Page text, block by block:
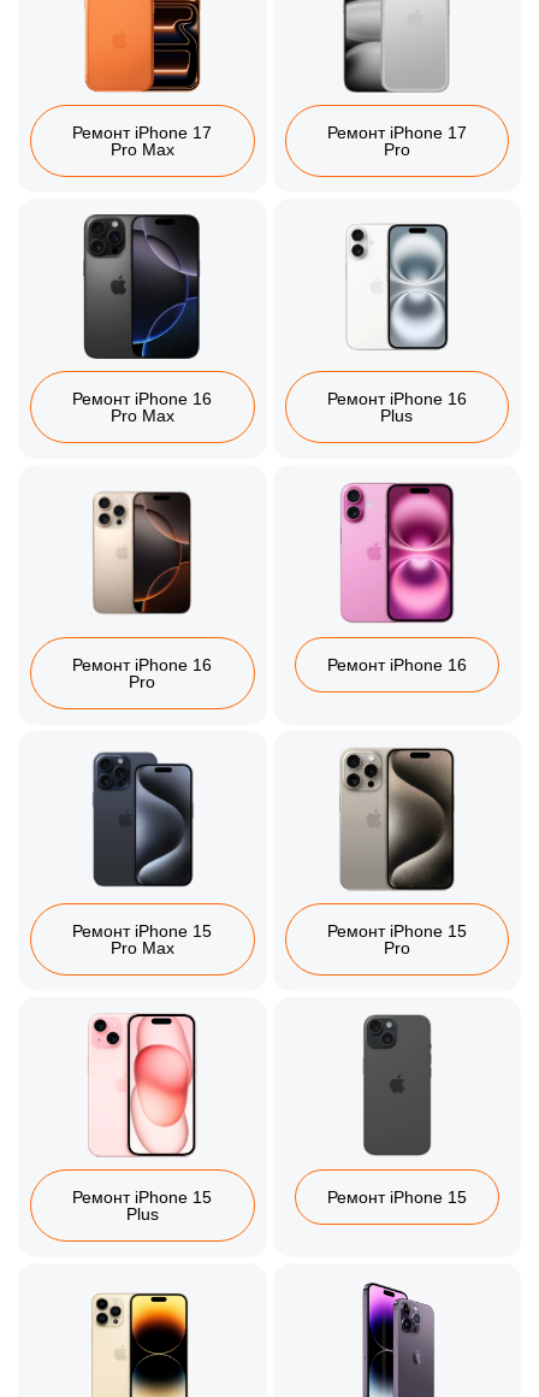
Ремонт iPhone 17
Pro Max
Ремонт iPhone 17
Pro
Ремонт iPhone 16
Pro Max
Ремонт iPhone 16
Plus
Ремонт iPhone 16
Pro
Ремонт iPhone 16
Ремонт iPhone 15
Pro Max
Ремонт iPhone 15
Pro
Ремонт iPhone 15
Plus
Ремонт iPhone 15